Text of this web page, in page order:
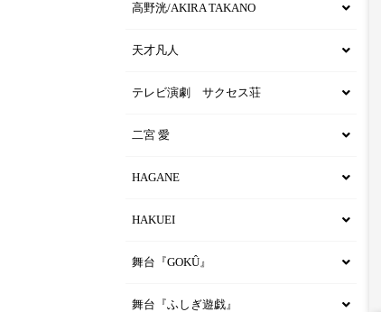
高野洸/AKIRA TAKANO
天才凡人
テレビ演劇 サクセス荘
二宮 愛
HAGANE
HAKUEI
舞台『GOKÛ』
舞台『ふしぎ遊戯』